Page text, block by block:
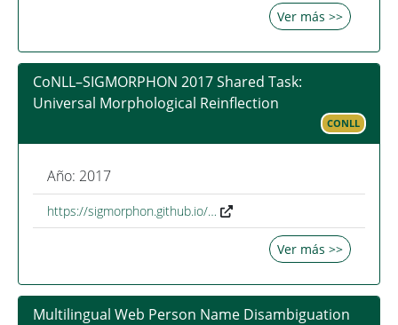
Ver más >>
CoNLL–SIGMORPHON 2017 Shared Task:
Universal Morphological Reinflection
CONLL
Año: 2017
https://sigmorphon.github.io/…
Ver más >>
Multilingual Web Person Name Disambiguation